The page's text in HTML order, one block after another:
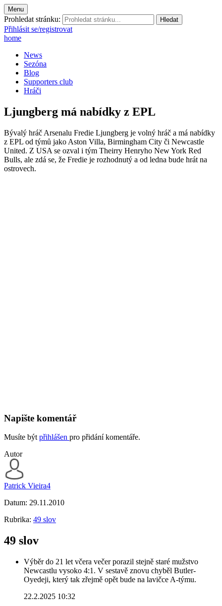
Menu
Prohledat stránku:
Přihlásit se/registrovat
home
News
Sezóna
Blog
Supporters club
Hráči
Ljungberg má nabídky z EPL
Bývalý hráč Arsenalu Fredie Ljungberg je volný hráč a má nabídky
z EPL od týmů jako Aston Villa, Birmingham City či Newcastle
United. Z USA se ozval i tým Theirry Henryho New York Red
Bulls, ale zdá se, že Fredie je rozhodnutý a od ledna bude hrát na
ostrovech.
Napište komentář
Musíte být přihlášen pro přidání komentáře.
Autor
Patrick Vieira4
Datum: 29.11.2010
Rubrika: 49 slov
49 slov
Výběr do 21 let včera večer porazil stejně staré mužstvo
Newcastlu vysoko 4:1. V sestavě znovu chyběl Butler-
Oyedeji, který tak zřejmě opět bude na lavičce A-týmu.
22.2.2025 10:32